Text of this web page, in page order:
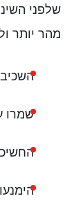
שלפני
מהר יותר
שמרו